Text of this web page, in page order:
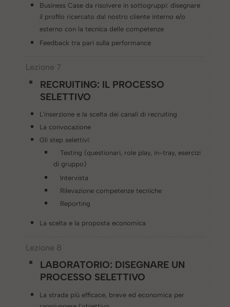
Business Case da risolvere in sottogruppi: disegnare
il profilo ricercato dal nostro cliente interno e/o
esterno con la tecnica delle competenze
Feedback tra pari sulla performance
Lezione 7
RECRUITING: IL PROCESSO
SELETTIVO
L'inserzione e la scelta dei canali di recruiting
La convocazione
Gli step selettivi:
Testing (questionari, role play, in-tray, esercizi
di gruppo)
Intervista
Rilevazione competenze tecniche
Reporting
La scelta e la proposta economica
Lezione 8
LABORATORIO: DISEGNARE UN
PROCESSO SELETTIVO
La strada più efficace, breve ed economica per